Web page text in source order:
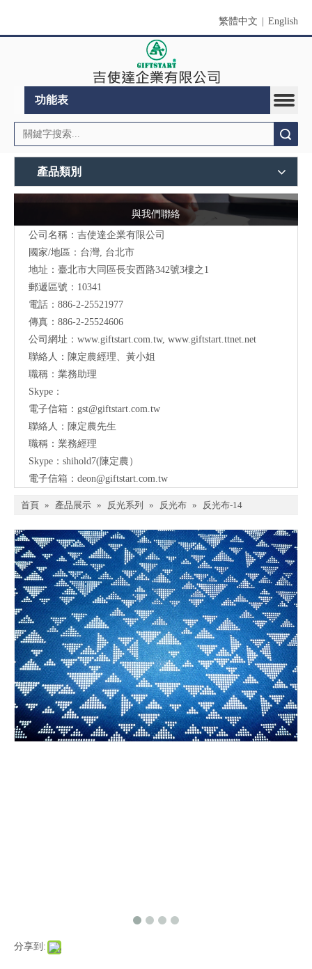
繁體中文 English
功能表
產品類別
與我們聯絡
公司名稱：吉使達企業有限公司
國家/地區：台灣, 台北市
地址：臺北市大同區長安西路342號3樓之1
郵遞區號：10341
電話：886-2-25521977
傳真：886-2-25524606
公司網址： www.giftstart.com.tw, www.giftstart.ttnet.net
聯絡人：陳定農經理、黃小姐
職稱：業務助理
Skype：
電子信箱： gst@giftstart.com.tw
聯絡人：陳定農先生
職稱：業務經理
Skype：shihold7(陳定農）
電子信箱： deon@giftstart.com.tw
首頁 » 產品展示 » 反光系列 » 反光布 » 反光布-14
分享到: